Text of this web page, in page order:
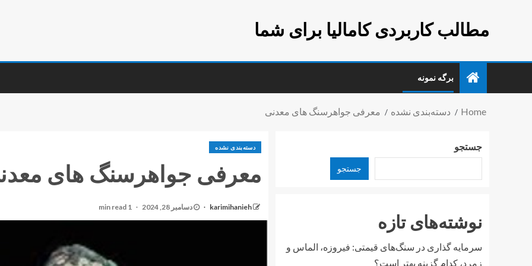
مطالب کاربردی کامالیا برای شما
برگه نمونه
Home دسته‌بندی نشده معرفی جواهرسنگ های معدنی
دسته‌بندی نشده
معرفی جواهرسنگ های
karimihanieh دسامبر 28, 2024 1 min read
جستجو
جستجو
نوشته‌های تازه
سرمایه گذاری در سنگ‌های قیمتی: فیروزه، الماس و
زمرد، کدام گزینه بهتر است؟